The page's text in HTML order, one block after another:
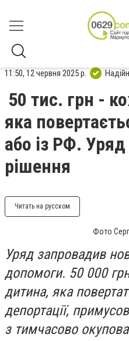
11:50, 12 червня 2025 р.
50 тис. грн -
яка
або із РФ.
рішення
Читать на русском
Фото
Уряд запровадив
допомоги. 50 000
дитина, яка
депортації,
з тимчасово